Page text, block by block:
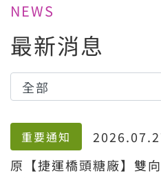
NEWS
最新消息
重要通知
原【捷運橋頭糖廠】雙